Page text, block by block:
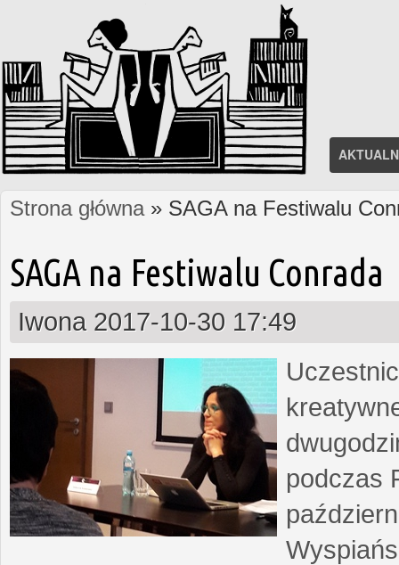
Jesteś tutaj
Strona główna» SAGA na Festiwalu
SAGA na Festiwalu Conrada
Iwona 2017-10-30 17:49
podczas